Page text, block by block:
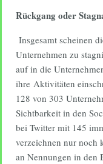
Rückgang oder
Insgesamt scheinen
Unternehmen zu
auf in die
ihre Aktivitäten
128 von 303
Sichtbarkeit in den
bei Twitter mit 145
verzeichnen nur noch
an Nennungen in den